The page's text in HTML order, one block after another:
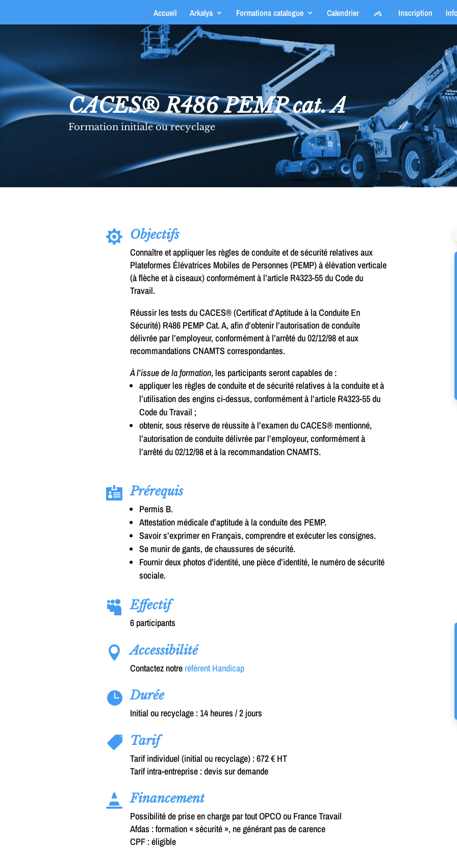
Accueil Arkalya Formations catalogue Calendrier Inscription
CACES® R486 PEMP cat. A
Formation initiale ou recyclage
 Objectifs
Connaître et appliquer les règles de conduite et de sécurité relatives aux
Plateformes Élévatrices Mobiles de Personnes (PEMP) à élévation verticale
(à flèche et à ciseaux) conformément à l’article R4323-55 du Code du
Travail.
Réussir les tests du CACES® (Certificat d’Aptitude à la Conduite En
Sécurité) R486 PEMP Cat. A, afin d’obtenir l’autorisation de conduite
délivrée par l’employeur, conformément à l’arrêté du 02/12/98 et aux
recommandations CNAMTS correspondantes.
À l’issue de la formation, les participants seront capables de :
appliquer les règles de conduite et de sécurité relatives à la conduite et à
l’utilisation des engins ci-dessus, conformément à l’article R4323-55 du
Code du Travail ;
obtenir, sous réserve de réussite à l’examen du CACES® mentionné,
l’autorisation de conduite délivrée par l’employeur, conformément à
l’arrêté du 02/12/98 et à la recommandation CNAMTS.
 Prérequis
Permis B.
Attestation médicale d’aptitude à la conduite des PEMP.
Savoir s’exprimer en Français, comprendre et exécuter les consignes.
Se munir de gants, de chaussures de sécurité.
Fournir deux photos d’identité, une pièce d’identité, le numéro de sécurité
sociale.
 Effectif
6 participants
 Accessibilité
Contactez notre référent Handicap
 Durée
Initial ou recyclage : 14 heures / 2 jours
 Tarif
Tarif individuel (initial ou recyclage) : 672 € HT
Tarif intra-entreprise : devis sur demande
 Financement
Possibilité de prise en charge par tout OPCO ou France Travail
Afdas : formation « sécurité », ne générant pas de carence
CPF : éligible